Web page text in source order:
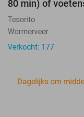
80 min) of
Tesorito
Wormerveer
Verkocht: 177
Dagelijks om